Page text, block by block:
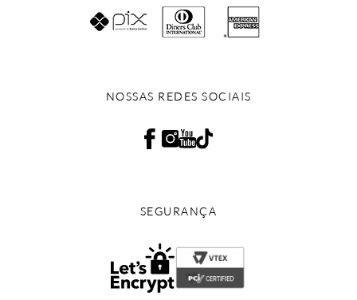
NOSSAS REDES SOCIAIS
SEGURANÇA